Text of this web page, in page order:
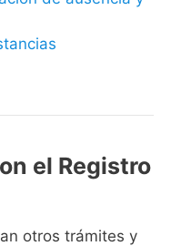
el Registro
otros trámites y